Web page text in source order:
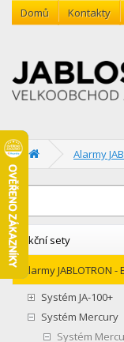
Domů Kontakty
Alarmy
Akční sety
Alarmy JABLOTRON -
Systém JA-100+
Systém Mercury
Systém